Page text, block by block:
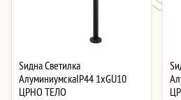
Ѕидна Светилка
АлуминиумскаIP44 1xGU10
ЦРНО ТЕЛО